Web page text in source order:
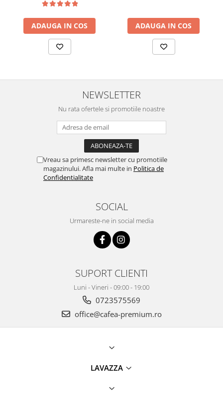
ADAUGA IN COS ADAUGA IN COS
NEWSLETTER
Nu rata ofertele si promotiile noastre
Vreau sa primesc newsletter cu promotiile
magazinului. Afla mai multe in Politica de
Confidentialitate
SOCIAL
Urmareste-ne in social media
SUPORT CLIENTI
Luni - Vineri - 09:00 - 19:00
0723575569
office@cafea-premium.ro
LAVAZZA